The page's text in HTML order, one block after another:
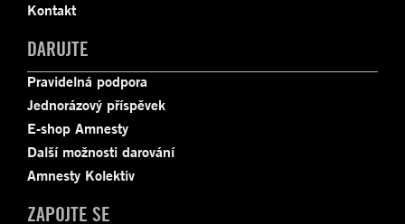
Kontakt
DARUJTE
Pravidelná podpora
Jednorázový příspěvek
E-shop Amnesty
Další možnosti darování
Amnesty Kolektiv
ZAPOJTE SE